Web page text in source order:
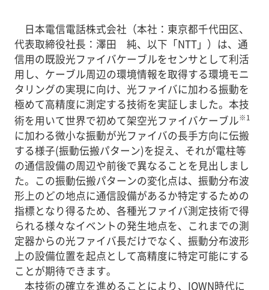
日本電信電話株式会社（本社：東京都千代田区、
代表取締役社長：澤田 純、以下「NTT」）は、通
信用の既設光ファイバケーブルをセンサとして利活
用し、ケーブル周辺の環境情報を取得する環境モニ
タリングの実現に向け、光ファイバに加わる振動を
極めて高精度に測定する技術を実証しました。本技
術を用いて世界で初めて架空光ファイバケーブル※1
に加わる微小な振動が光ファイバの長手方向に伝搬
する様子(振動伝搬パターン)を捉え、それが電柱等
の通信設備の周辺や前後で異なることを見出しまし
た。この振動伝搬パターンの変化点は、振動分布波
形上のどの地点に通信設備があるか特定するための
指標となり得るため、各種光ファイバ測定技術で得
られる様々なイベントの発生地点を、これまでの測
定器からの光ファイバ長だけでなく、振動分布波形
上の設備位置を起点として高精度に特定可能にする
ことが期待できます。
本技術の確立を進めることにより、IOWN時代に